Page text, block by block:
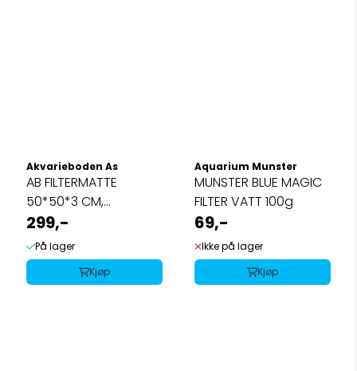
Akvarieboden As
AB FILTERMATTE
50*50*3 CM,
SORT,GROV 10ppi
299,-
På lager
Kjøp
Aquarium Munster
MUNSTER BLUE MAGIC
FILTER VATT 100g
69,-
Ikke på lager
Kjøp